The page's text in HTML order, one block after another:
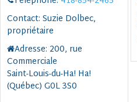
Contact: Suzie Dolbec,
propriétaire
Adresse: 200, rue
Commerciale
Saint-Louis-du-Ha! Ha!
(Québec) G0L 3S0